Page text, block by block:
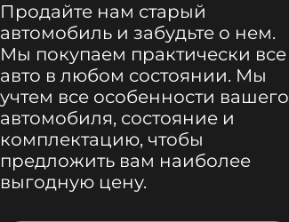
Продайте нам старый
автомобиль и забудьте о нем.
Мы покупаем практически все
авто в любом состоянии. Мы
учтем все особенности вашего
автомобиля, состояние и
комплектацию, чтобы
предложить вам наиболее
выгодную цену.